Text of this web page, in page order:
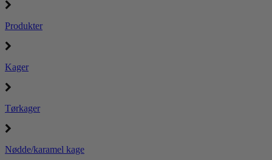
Produkter
Kager
Tørkager
Nødde/karamel kage